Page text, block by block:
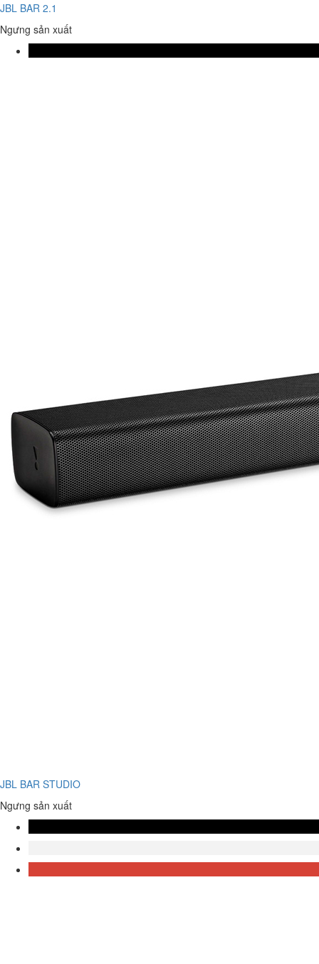
JBL BAR 2.1
Ngưng sản xuất
JBL BAR STUDIO
Ngưng sản xuất